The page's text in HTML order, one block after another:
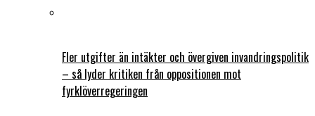
Fler utgifter än intäkter och övergiven invandringspolitik
– så lyder kritiken från oppositionen mot
fyrklöverregeringen